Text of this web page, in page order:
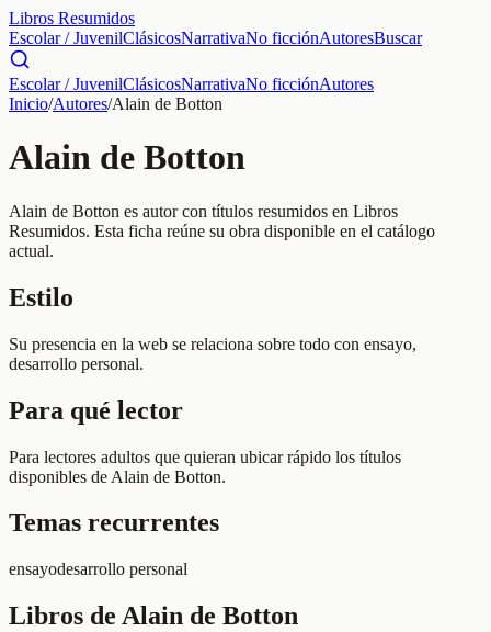
Libros Resumidos
Escolar / JuvenilClásicosNarrativaNo ficciónAutoresBuscar
Escolar / JuvenilClásicosNarrativaNo ficciónAutores
Inicio/Autores/Alain de Botton
Alain de Botton
Alain de Botton es autor con títulos resumidos en Libros
Resumidos. Esta ficha reúne su obra disponible en el catálogo
actual.
Estilo
Su presencia en la web se relaciona sobre todo con ensayo,
desarrollo personal.
Para qué lector
Para lectores adultos que quieran ubicar rápido los títulos
disponibles de Alain de Botton.
Temas recurrentes
ensayodesarrollo personal
Libros de Alain de Botton